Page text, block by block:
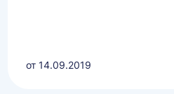
от 14.09.2019